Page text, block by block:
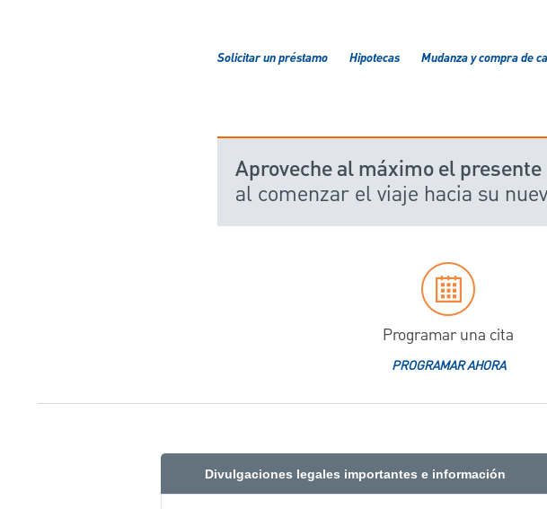
Solicitar un préstamo Hipotecas Mudanza y compra de
Aproveche al máximo el presente
al comenzar el viaje hacia su
Programar una cita
PROGRAMAR AHORA
Divulgaciones legales importantes e información